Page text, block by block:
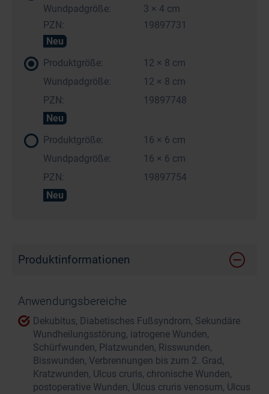
Wundpadgröße:
3 × 4 cm
PZN:
19897731
Neu
Produktgröße:
12 × 8 cm
Wundpadgröße:
12 × 8 cm
PZN:
19897748
Neu
Produktgröße:
16 × 6 cm
Wundpadgröße:
16 × 6 cm
PZN:
19897754
Neu
Produktinformationen
Anwendungsbereiche
Dekubitus, Diabetisches Fußsyndrom, Sekundäre
Wundheilungsstörung, iatrogene Wunden,
Schürfwunden, Platzwunden, Risswunden,
Bisswunden, Verbrennungen bis zum 2. Grad,
Kratzwunden, Ulcus cruris, chronische Wunden,
postoperative Wunden, Ulcus cruris venosum, Ulcus